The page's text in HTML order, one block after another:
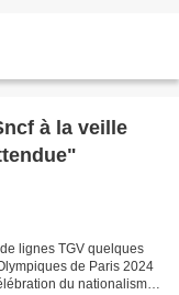
à la veille
lignes TGV quelques
de Paris 2024
du nationalisme,